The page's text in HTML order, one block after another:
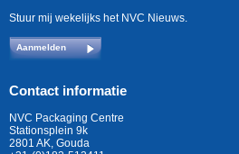
Stuur mij wekelijks het NVC Nieuws.
Aanmelden
Contact informatie
NVC Packaging Centre
Stationsplein 9k
2801 AK, Gouda